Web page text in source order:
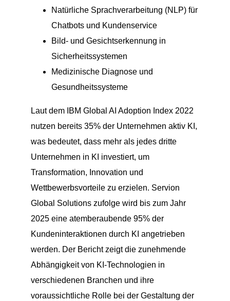
Natürliche Sprachverarbeitung (NLP) für
Chatbots und Kundenservice
Bild- und Gesichtserkennung in
Sicherheitssystemen
Medizinische Diagnose und
Gesundheitssysteme
Laut dem IBM Global AI Adoption Index 2022
nutzen bereits 35% der Unternehmen aktiv KI,
was bedeutet, dass mehr als jedes dritte
Unternehmen in KI investiert, um
Transformation, Innovation und
Wettbewerbsvorteile zu erzielen. Servion
Global Solutions zufolge wird bis zum Jahr
2025 eine atemberaubende 95% der
Kundeninteraktionen durch KI angetrieben
werden. Der Bericht zeigt die zunehmende
Abhängigkeit von KI-Technologien in
verschiedenen Branchen und ihre
voraussichtliche Rolle bei der Gestaltung der